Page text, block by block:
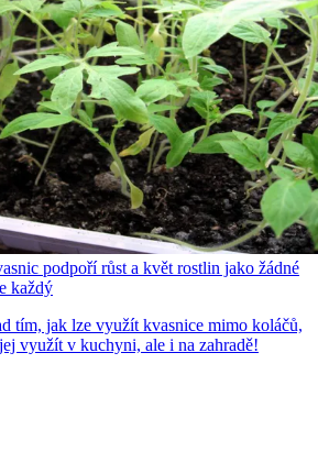
podpoří růst a květ rostlin jako žádné
každý
tím, jak lze využít kvasnice mimo koláčů,
využít v kuchyni, ale i na zahradě!